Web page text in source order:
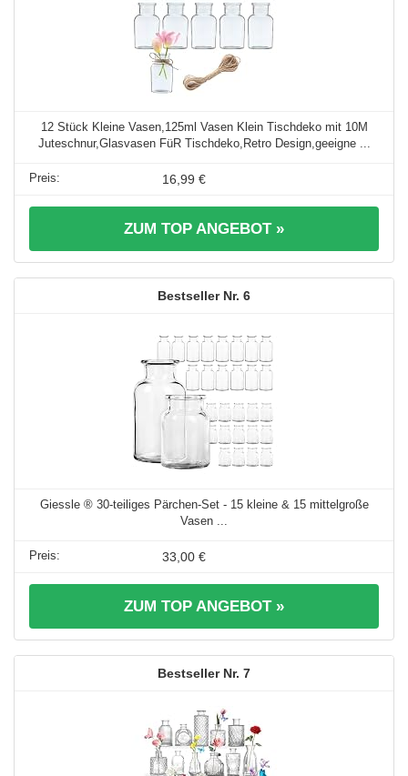
12 Stück Kleine Vasen,125ml Vasen Klein Tischdeko mit 10M
Juteschnur,Glasvasen FüR Tischdeko,Retro Design,geeigne ...
16,99 €
ZUM TOP ANGEBOT »
6
Giessle ® 30-teiliges Pärchen-Set - 15 kleine & 15 mittelgroße
Vasen ...
33,00 €
ZUM TOP ANGEBOT »
7